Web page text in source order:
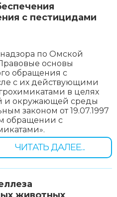
с пестицидами
по Омской
основы
обращения с
с их действующими
в целях
и окружающей среды
законом от 19.07.1997
обращении с
ЧИТАТЬ ДАЛЕЕ...